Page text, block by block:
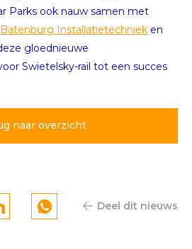
Parks ook nauw samen met
Batenburg Installatietechniek en
gloednieuwe
Swietelsky-rail tot een succes
naar overzicht
Deel dit nieuws